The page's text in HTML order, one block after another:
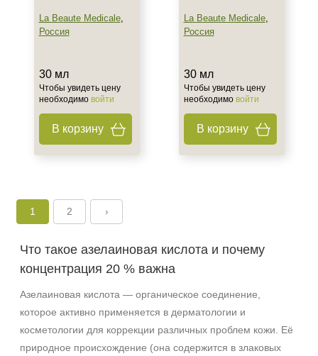
La Beaute Medicale,
Россия
30 мл
Чтобы увидеть цену
необходимо войти
В корзину
La Beaute Medicale,
Россия
30 мл
Чтобы увидеть цену
необходимо войти
В корзину
1 2 ›
Что такое азелаиновая кислота и почему
концентрация 20 % важна
Азелаиновая кислота — органическое соединение,
которое активно применяется в дерматологии и
косметологии для коррекции различных проблем кожи. Её
природное происхождение (она содержится в злаковых
Не показывать предложение о консультации
+7 (495) 640-58-89
+7 (929) 933-09-89